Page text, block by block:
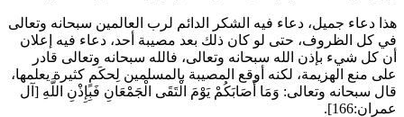
هذا دعاء جميل، دعاء فيه الشكر الدائم لرب العالمين سبحانه وتعالى
في كل الظروف، حتى لو كان ذلك بعد مصيبة أحد، دعاء فيه إعلان
أن كل شيء بإذن الله سبحانه وتعالى، فالله سبحانه وتعالى قادر
على منع الهزيمة، لكنه أوقع المصيبة بالمسلمين لِحكَمٍ كثيرة يعلمها،
قال سبحانه وتعالى: وَمَا أَصَابَكُمْ يَوْمَ الْتَقَى الْجَمْعَانِ فَبِإِذْنِ اللَّهِ [آل
عمران:166].